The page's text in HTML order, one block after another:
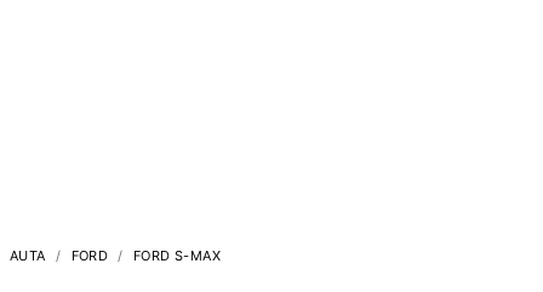
AUTA FORD FORD S-MAX